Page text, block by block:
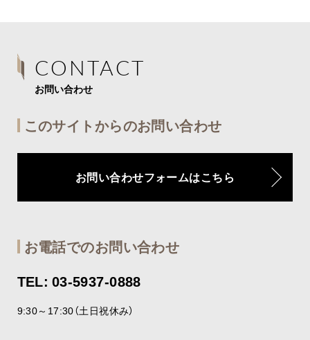
CONTACT
お問い合わせ
このサイトからのお問い合わせ
お問い合わせフォームはこちら
お電話でのお問い合わせ
TEL: 03-5937-0888
9:30～17:30（土日祝休み）